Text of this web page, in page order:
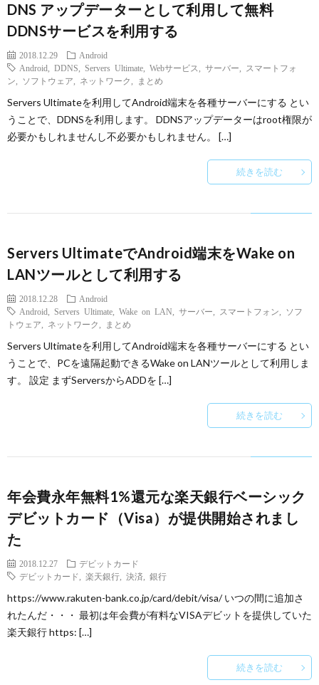
DNS アップデーターとして利用して無料
DDNSサービスを利用する
2018.12.29
Android
Android
DDNS Servers Ultimate Webサービス サーバー
スマートフォ
ン
ソフトウェア ネットワーク まとめ
Servers Ultimateを利用してAndroid端末を各種サーバーにする とい
うことで、DDNSを利用します。 DDNSアップデーターはroot権限が
必要かもしれませんし不必要かもしれません。 […]
続きを読む
Servers UltimateでAndroid端末をWake on
LANツールとして利用する
2018.12.28
Android
Android
Servers Ultimate Wake on LAN サーバー スマートフォン
ソフ
トウェア
ネットワーク まとめ
Servers Ultimateを利用してAndroid端末を各種サーバーにする とい
うことで、PCを遠隔起動できるWake on LANツールとして利用しま
す。 設定 まずServersからADDを […]
続きを読む
年会費永年無料1%還元な楽天銀行ベーシック
デビットカード（Visa）が提供開始されまし
た
2018.12.27
デビットカード
デビットカード
楽天銀行 決済 銀行
https://www.rakuten-bank.co.jp/card/debit/visa/ いつの間に追加さ
れたんだ・・・ 最初は年会費が有料なVISAデビットを提供していた
楽天銀行 https: […]
続きを読む